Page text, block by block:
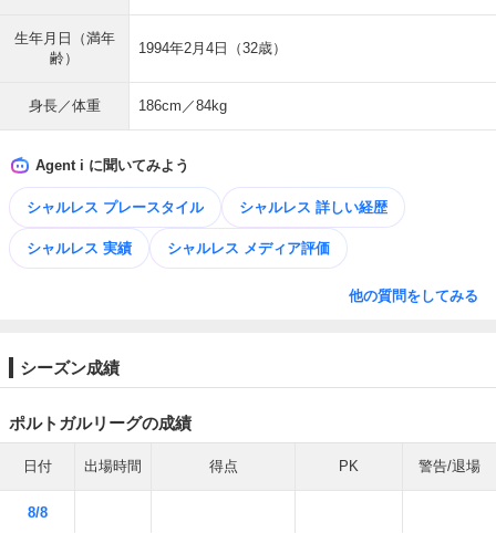
生年月日（満年
齢）
1994年2月4日（32歳）
身長／体重 186cm／84kg
Agent i に聞いてみよう
シャルレス プレースタイル シャルレス 詳しい経歴
シャルレス 実績 シャルレス メディア評価
他の質問をしてみる
シーズン成績
ポルトガルリーグの成績
日付 出場時間 得点 PK 警告/退場
8/8